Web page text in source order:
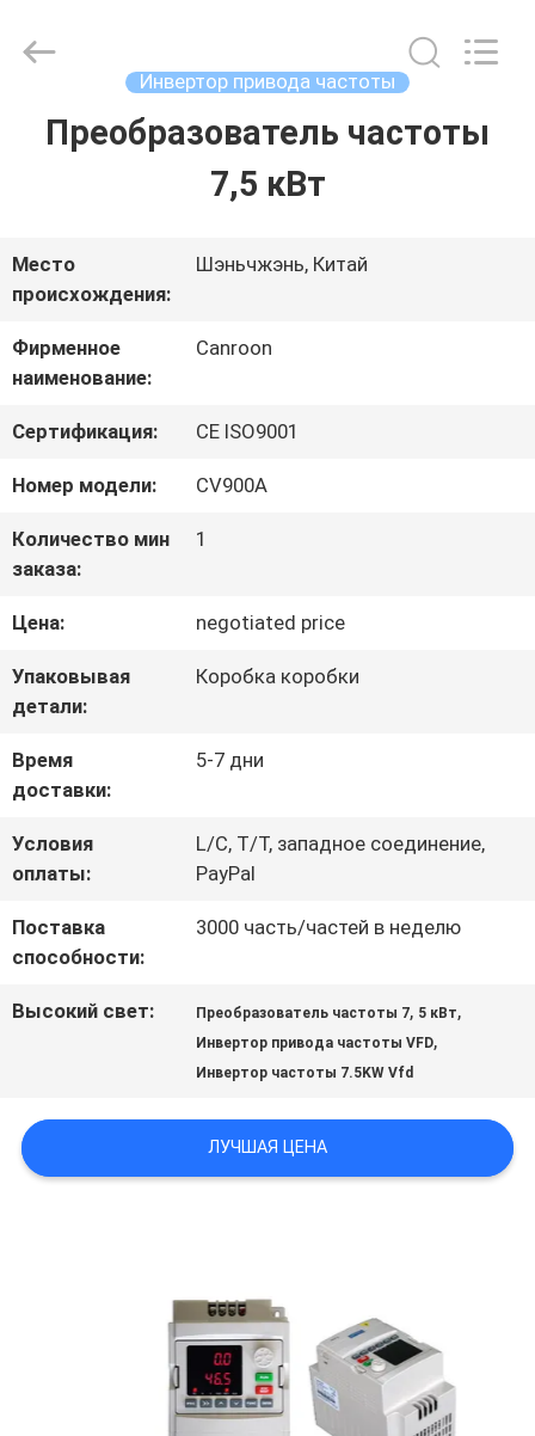
ГЛАВНАЯ
ПРОДУКЦИЯ
О
НАША
ФАБРИКА
КОНТРОЛЬ
КАЧЕСТВА
КОНТАКТНЫЕ
ОТПРАВИТЬ
ЗАПРОС
ПОЛИТИКА
Electrical
Appliances
Инвертор привода частоты
Преобразователь частоты
7,5 кВт
Место
происхождения:
Шэньчжэнь, Китай
Фирменное
наименование:
Canroon
Сертификация: CE ISO9001
Номер модели: CV900A
Количество мин
заказа:
1
Цена: negotiated price
Упаковывая
детали:
Коробка коробки
Время
доставки:
5-7 дни
Условия
оплаты:
L/C, T/T, западное соединение,
PayPal
Поставка
способности:
3000 часть/частей в неделю
Высокий свет: Преобразователь частоты 7, 5 кВт,
Инвертор привода частоты VFD,
Инвертор частоты 7.5KW Vfd
ЛУЧШАЯ ЦЕНА